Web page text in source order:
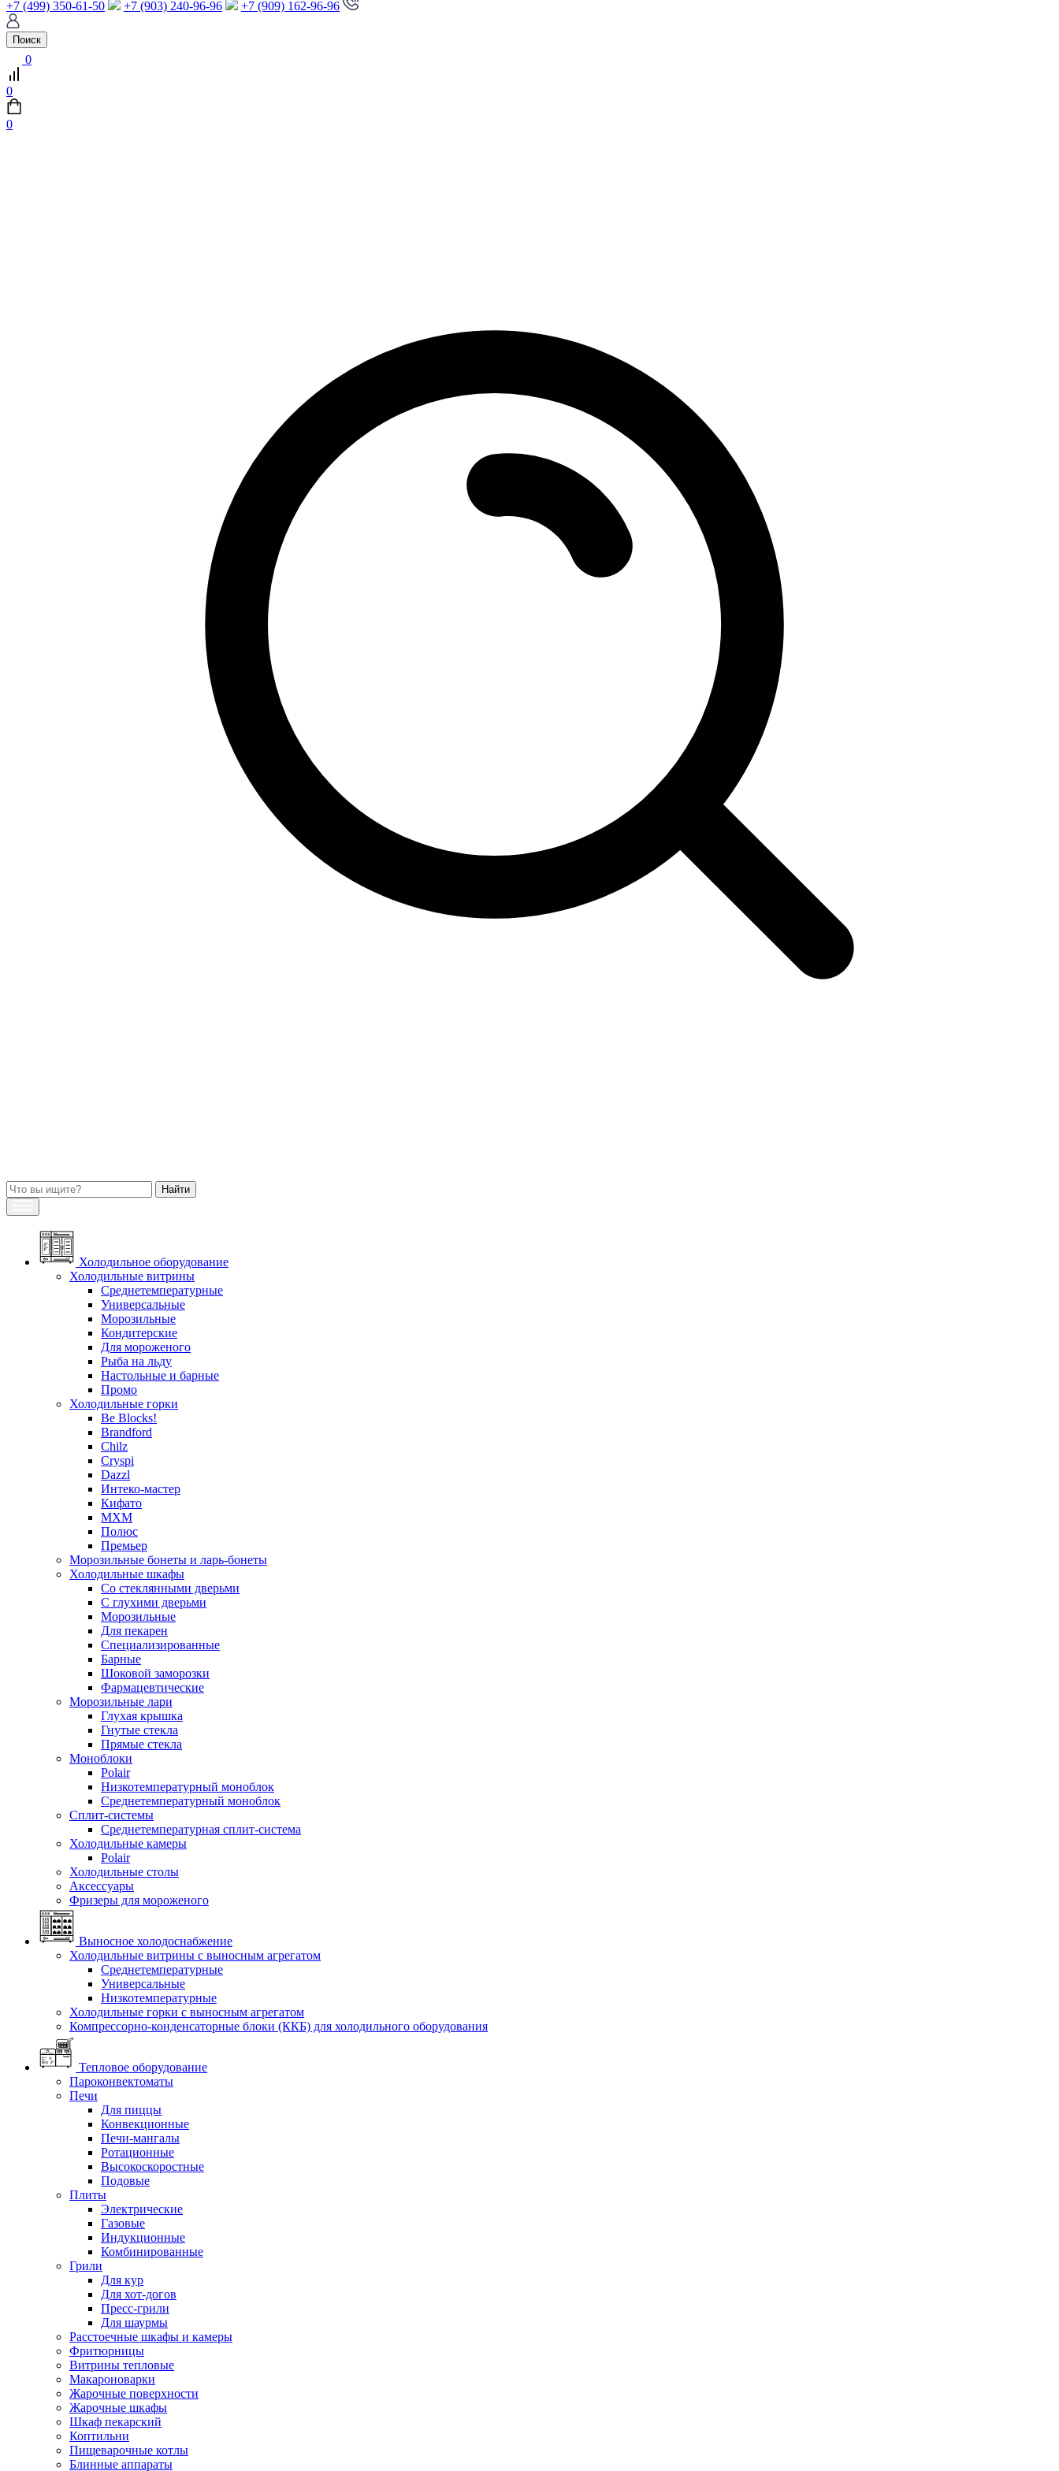
+7 (499) 350-61-50 +7 (903) 240-96-96 +7 (909) 162-96-96
Поиск
0
0
0
Холодильное оборудование
Холодильные витрины
Среднетемпературные
Универсальные
Морозильные
Кондитерские
Для мороженого
Рыба на льду
Настольные и барные
Промо
Холодильные горки
Be Blocks!
Brandford
Chilz
Cryspi
Dazzl
Интеко-мастер
Кифато
МХМ
Полюс
Премьер
Морозильные бонеты и ларь-бонеты
Холодильные шкафы
Со стеклянными дверьми
С глухими дверьми
Морозильные
Для пекарен
Специализированные
Барные
Шоковой заморозки
Фармацевтические
Морозильные лари
Глухая крышка
Гнутые стекла
Прямые стекла
Моноблоки
Polair
Низкотемпературный моноблок
Среднетемпературный моноблок
Сплит-системы
Среднетемпературная сплит-система
Холодильные камеры
Polair
Холодильные столы
Аксессуары
Фризеры для мороженого
Выносное холодоснабжение
Холодильные витрины с выносным агрегатом
Среднетемпературные
Универсальные
Низкотемпературные
Холодильные горки с выносным агрегатом
Компрессорно-конденсаторные блоки (ККБ) для холодильного оборудования
Тепловое оборудование
Пароконвектоматы
Печи
Для пиццы
Конвекционные
Печи-мангалы
Ротационные
Высокоскоростные
Подовые
Плиты
Электрические
Газовые
Индукционные
Комбинированные
Грили
Для кур
Для хот-догов
Пресс-грили
Для шаурмы
Расстоечные шкафы и камеры
Фритюрницы
Витрины тепловые
Макароноварки
Жарочные поверхности
Жарочные шкафы
Шкаф пекарский
Коптильни
Пищеварочные котлы
Блинные аппараты